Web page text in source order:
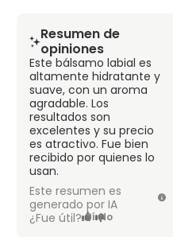
Resumen de
opiniones
Este bálsamo labial es
altamente hidratante y
suave, con un aroma
agradable. Los
resultados son
excelentes y su precio
es atractivo. Fue bien
recibido por quienes lo
usan.
Este resumen es
generado por IA
¿Fue útil? Sí No